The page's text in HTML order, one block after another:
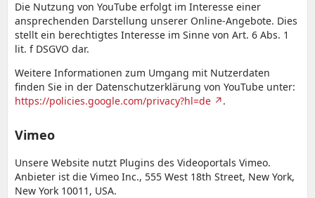
Die Nutzung von YouTube erfolgt im Interesse einer
ansprechenden Darstellung unserer Online-Angebote. Dies
stellt ein berechtigtes Interesse im Sinne von Art. 6 Abs. 1
lit. f DSGVO dar.
Weitere Informationen zum Umgang mit Nutzerdaten
finden Sie in der Datenschutzerklärung von YouTube unter:
https://policies.google.com/privacy?hl=de
.
Vimeo
Unsere Website nutzt Plugins des Videoportals Vimeo.
Anbieter ist die Vimeo Inc., 555 West 18th Street, New York,
New York 10011, USA.